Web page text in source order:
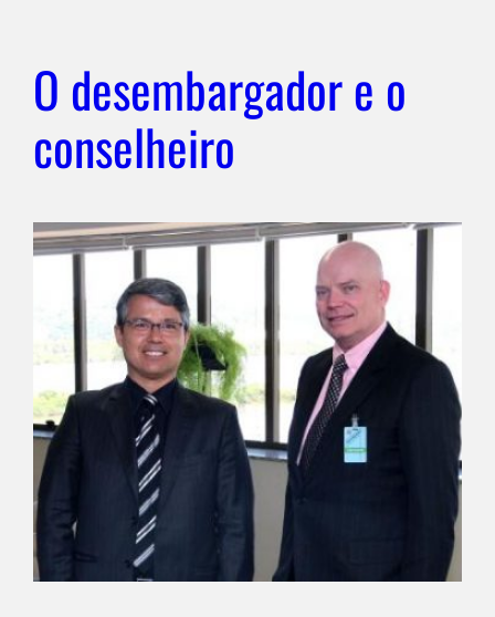
O desembargador e o
conselheiro